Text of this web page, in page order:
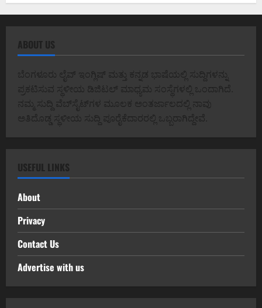
ABOUT US
ಬೆಂಗಳೂರು ಲೈವ್ ಇಂಗ್ಲಿಷ್ ಮತ್ತು ಕನ್ನಡ ಭಾಷೆಯಲ್ಲಿ ಸುದ್ದಿಗಳನ್ನು
ಪ್ರಕಟಿಸುವ ಸ್ಥಳೀಯ ಡಿಜಿಟಲ್ ಮಾಧ್ಯಮ ಸಂಸ್ಥೆಗಳಲ್ಲಿ ಒಂದಾಗಿದೆ.
ನಮ್ಮ ಸುದ್ದಿ ವೆಬ್‌ಸೈಟ್‌ಗಳ ಮೂಲಕ ಅಂತರ್ಜಾಲದಲ್ಲಿ ನಾವು
ಅತಿದೊಡ್ಡ ಸ್ಥಳೀಯ ಸುದ್ದಿ ಪೂರೈಕೆದಾರರಲ್ಲಿ ಒಬ್ಬರಾಗಿದ್ದೇವೆ.
USEFUL LINKS
About
Privacy
Contact Us
Advertise with us